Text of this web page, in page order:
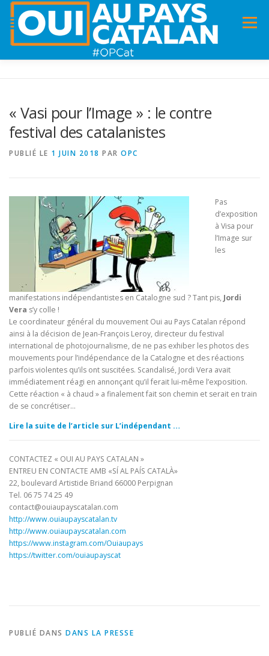
Menu
PANNEAUX POUR MA COMMUNE !
« Vasi pour l’Image » : le contre
festival des catalanistes
PUBLIÉ LE 1 JUIN 2018 PAR OPC
Pas
d’exposition
à Visa pour
l’Image sur
les
manifestations indépendantistes en Catalogne sud ? Tant pis, Jordi
Vera s’y colle !
Le coordinateur général du mouvement Oui au Pays Catalan répond
ainsi à la décision de Jean-François Leroy, directeur du festival
international de photojournalisme, de ne pas exhiber les photos des
mouvements pour l’indépendance de la Catalogne et des réactions
parfois violentes qu’ils ont suscitées. Scandalisé, Jordi Vera avait
immédiatement réagi en annonçant qu’il ferait lui-même l’exposition.
Cette réaction « à chaud » a finalement fait son chemin et serait en train
de se concrétiser…
Lire la suite de l’article sur L’indépendant …
CONTACTEZ « OUI AU PAYS CATALAN »
ENTREU EN CONTACTE AMB «SÍ AL PAÍS CATALÀ»
22, boulevard Artistide Briand 66000 Perpignan
Tel. 06 75 74 25 49
contact@ouiaupayscatalan.com
http://www.ouiaupayscatalan.tv
http://www.ouiaupayscatalan.com
https://www.instagram.com/Ouiaupays
https://twitter.com/ouiaupayscat
PUBLIÉ DANS DANS LA PRESSE